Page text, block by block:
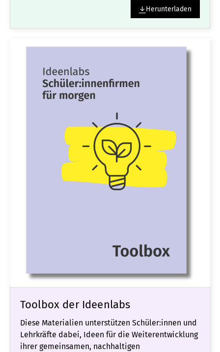
Herunterladen
Toolbox der Ideenlabs
Diese Materialien unterstützen Schüler:innen und
Lehrkräfte dabei, Ideen für die Weiterentwicklung
ihrer gemeinsamen, nachhaltigen